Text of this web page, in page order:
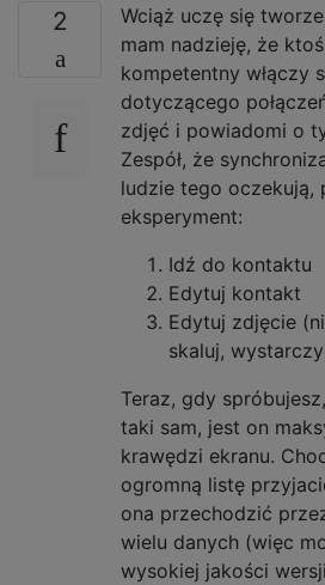
2
Wciąż uczę się
mam nadzieję, że
kompetentny włączy
dotyczącego
zdjęć i powiadomi o
Zespół, że
ludzie tego oczekują,
eksperyment:
Idź do kontaktu
Edytuj kontakt
Edytuj zdjęcie
skaluj,
Teraz, gdy
taki sam, jest on
krawędzi ekranu.
ogromną listę
ona przechodzić
wielu danych (więc
wysokiej jakości